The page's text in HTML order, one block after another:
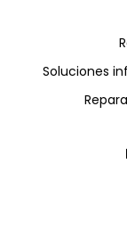
Soluciones